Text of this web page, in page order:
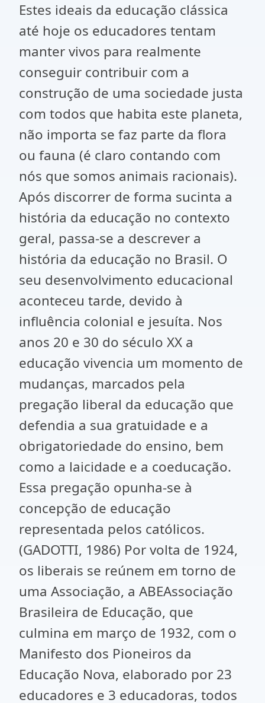
Estes ideais da educação clássica
até hoje os educadores tentam
manter vivos para realmente
conseguir contribuir com a
construção de uma sociedade justa
com todos que habita este planeta,
não importa se faz parte da flora
ou fauna (é claro contando com
nós que somos animais racionais).
Após discorrer de forma sucinta a
história da educação no contexto
geral, passa-se a descrever a
história da educação no Brasil. O
seu desenvolvimento educacional
aconteceu tarde, devido à
influência colonial e jesuíta. Nos
anos 20 e 30 do século XX a
educação vivencia um momento de
mudanças, marcados pela
pregação liberal da educação que
defendia a sua gratuidade e a
obrigatoriedade do ensino, bem
como a laicidade e a coeducação.
Essa pregação opunha-se à
concepção de educação
representada pelos católicos.
(GADOTTI, 1986) Por volta de 1924,
os liberais se reúnem em torno de
uma Associação, a ABEAssociação
Brasileira de Educação, que
culmina em março de 1932, com o
Manifesto dos Pioneiros da
Educação Nova, elaborado por 23
educadores e 3 educadoras, todos